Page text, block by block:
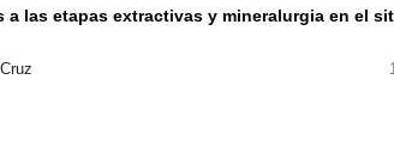
las etapas extractivas y mineralurgia en el